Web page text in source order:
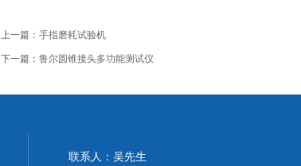
上一篇： 手指磨耗试验机
下一篇： 鲁尔圆锥接头多功能测试仪
联系人：吴先生